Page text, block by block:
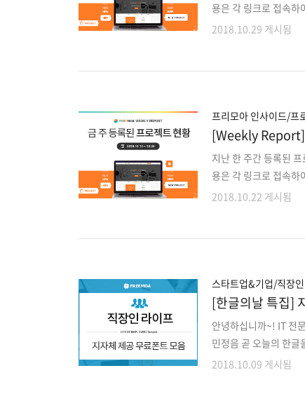
용은 각 링크로 접속하
젝트 외에도 마감이 다
앱 Client 단 개발8.
2018.10.29 게시됨
프리모아 인사이드/프
[Weekly Report]
지난 한 주간 등록된
용은 각 링크로 접속하
젝트 외에도 마감이 다
디자인+개발8. 구글 리
2018.10.22 게시됨
스타트업&기업/직장
[한글의날 특집]
안녕하십니까~! IT 전
민정음 곧 오늘의 한글
리기 위한 국경일입니
2018.10.09 게시됨